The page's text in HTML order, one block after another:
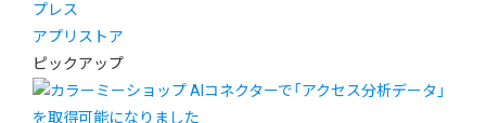
プレス
アプリストア
ピックアップ